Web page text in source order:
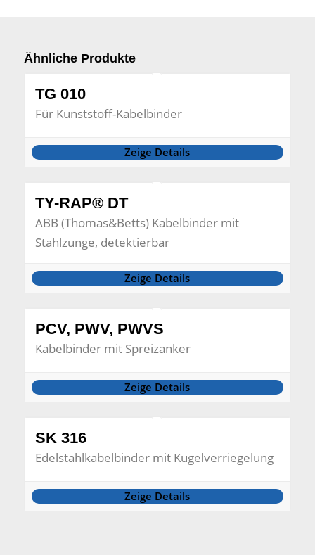
Ähnliche Produkte
TG 010
Für Kunststoff-Kabelbinder
Zeige Details
TY-RAP® DT
ABB (Thomas&Betts) Kabelbinder mit
Stahlzunge, detektierbar
Zeige Details
PCV, PWV, PWVS
Kabelbinder mit Spreizanker
Zeige Details
SK 316
Edelstahlkabelbinder mit Kugelverriegelung
Zeige Details